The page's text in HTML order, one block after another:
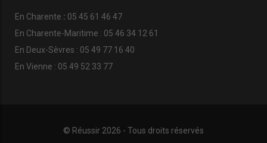
En Charente : 05 45 61 46 47
En Charente-Maritime : 05 46 34 12 61
En Deux-Sèvres : 05 49 77 16 40
En Vienne : 05 49 52 33 77
© Réussir 2026 - Tous droits réservés